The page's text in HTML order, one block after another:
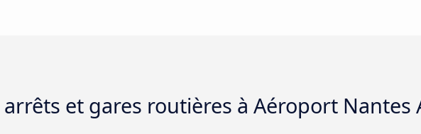
arrêts et gares routières à Aéroport